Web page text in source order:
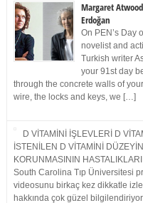
Margaret
Erdoğan
On PEN’s Day
novelist and
Turkish writer
your 91st day
through the concrete walls of
wire, the locks and keys, we […]
D VİTAMİNİ İŞLEVLERİ D
İSTENİLEN D VİTAMİNİ
KORUNMASININ
South Carolina Tıp Üniversitesi
videosunu birkaç kez dikkatle
hakkında çok güzel